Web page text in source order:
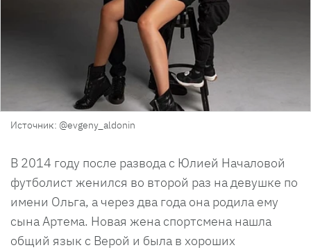
Источник: @evgeny_aldonin
В 2014 году после развода с Юлией Началовой
футболист женился во второй раз на девушке по
имени Ольга, а через два года она родила ему
сына Артема. Новая жена спортсмена нашла
общий язык с Верой и была в хороших